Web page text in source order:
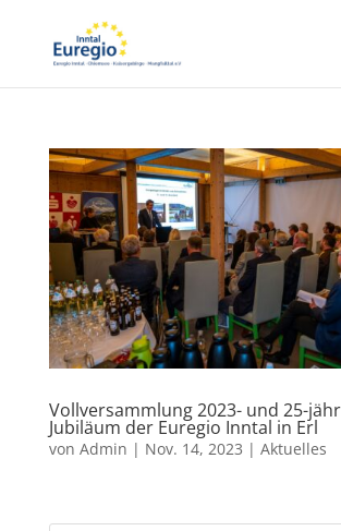
Vollversammlung 2023- und 25-
Jubiläum der Euregio Inntal in Erl
von Admin | Nov. 14, 2023 | Aktuelles